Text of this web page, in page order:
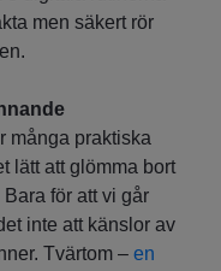
men säkert rör
många praktiska
lätt att glömma bort
för att vi går
inte att känslor av
Tvärtom – en